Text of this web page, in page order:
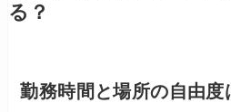
る？
勤務時間と場所の自由度